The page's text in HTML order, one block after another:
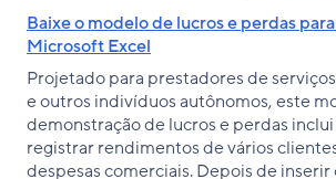
Baixe o modelo de lucros e perdas
Microsoft Excel
Projetado para prestadores de
e outros indivíduos autônomos, este
demonstração de lucros e perdas
registrar rendimentos de vários
despesas comerciais. Depois de